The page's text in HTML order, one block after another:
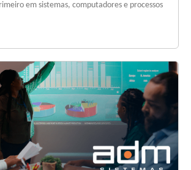
em sistemas, computadores e processos